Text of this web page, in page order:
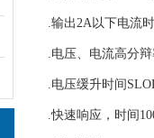
.输出2A以下电流
.电压、电流高分
.电压缓升时间
.快速响应，时间